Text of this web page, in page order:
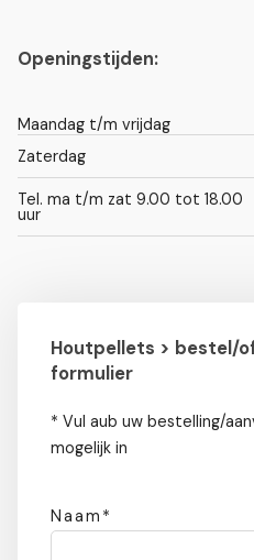
Openingstijden:
Maandag t/m vrijdag
Zaterdag
Tel. ma t/m zat 9.00 tot 18.00
uur
Houtpellets > bestel/
formulier
* Vul aub uw bestelling/
mogelijk in
Naam*